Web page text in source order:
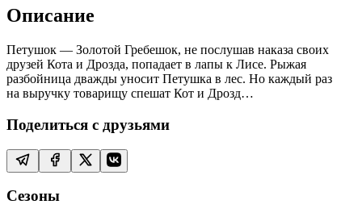
Описание
Петушок — Золотой Гребешок, не послушав наказа своих
друзей Кота и Дрозда, попадает в лапы к Лисе. Рыжая
разбойница дважды уносит Петушка в лес. Но каждый раз
на выручку товарищу спешат Кот и Дрозд…
Поделиться с друзьями
Сезоны